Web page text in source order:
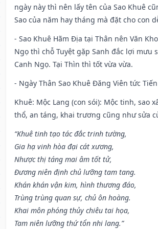
ngày này thì nên lấy tên của Sao Khuê
Sao của năm hay tháng mà đặt cho con
- Sao Khuê Hãm Địa tại Thân nên Văn
Ngọ thì chỗ Tuyệt gặp Sanh đắc lợi mưu
Canh Ngọ. Tại Thìn thì tốt vừa vừa.
- Ngày Thân Sao Khuê Đăng Viên tức
Khuê: Mộc Lang (con sói): Mộc tinh, sao
thổ, an táng, khai trương cũng như sửa
“Khuê tinh tạo tác đắc trinh tường,
Gia hạ vinh hòa đại cát xương,
Nhược thị táng mai âm tốt tử,
Đương niên định chủ lưỡng tam tang.
Khán khán vận kim, hình thương đáo,
Trùng trùng quan sự, chủ ôn hoàng.
Khai môn phóng thủy chiêu tai họa,
Tam niên lưỡng thứ tổn nhi lang.”